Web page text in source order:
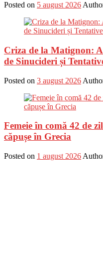
Posted on 5 august 2026
Criza de la Matignon:
de Sinucideri și
Posted on 3 august 2026
Femeie în comă 42 de
căpușe în Grecia
Posted on 1 august 2026